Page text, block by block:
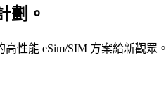
劃。
性能 eSim/SIM 方案給新觀眾。